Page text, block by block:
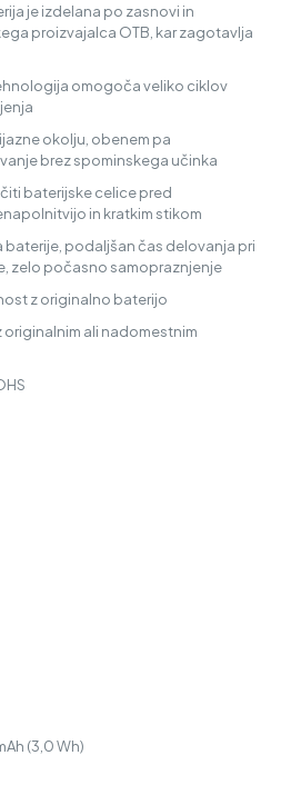
je izdelana po zasnovi in
proizvajalca OTB, kar zagotavlja
omogoča veliko ciklov
okolju, obenem pa
brez spominskega učinka
baterijske celice pred
in kratkim stikom
podaljšan čas delovanja pri
zelo počasno samopraznjenje
z originalno baterijo
originalnim ali nadomestnim
(3,0 Wh)